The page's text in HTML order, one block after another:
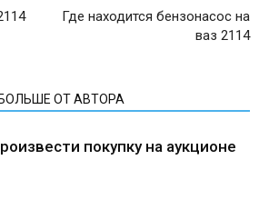
Где находится бензонасос на
ваз 2114
БОЛЬШЕ ОТ АВТОРА
покупку на аукционе